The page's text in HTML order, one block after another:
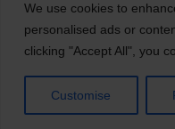
We use cookies to
personalised ads or
clicking "Accept All", you
Customise
Trotse